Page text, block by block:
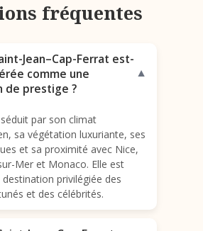
fréquentes
Jean–Cap-Ferrat est-
comme une
de prestige ?
▼
séduit par son climat
sa végétation luxuriante, ses
et sa proximité avec Nice,
Mer et Monaco. Elle est
privilégiée des
et des célébrités.